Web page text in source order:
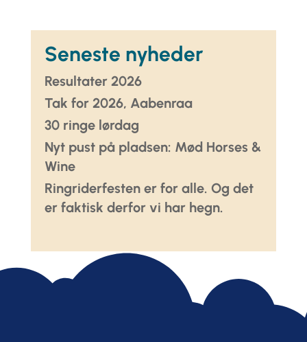
Seneste nyheder
Resultater 2026
Tak for 2026, Aabenraa
30 ringe lørdag
Nyt pust på pladsen: Mød Horses &
Wine
Ringriderfesten er for alle. Og det
er faktisk derfor vi har hegn.